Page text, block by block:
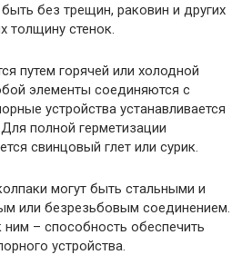
без трещин, раковин и других
толщину стенок.
путем горячей или холодной
элементы соединяются с
устройства устанавливается
полной герметизации
свинцовый глет или сурик.
могут быть стальными и
или безрезьбовым соединением.
ним – способность обеспечить
устройства.